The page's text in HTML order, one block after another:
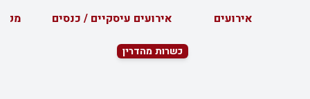
אירועים אירועים עיסקיים / כנסים מפה
כשרות מהדרין